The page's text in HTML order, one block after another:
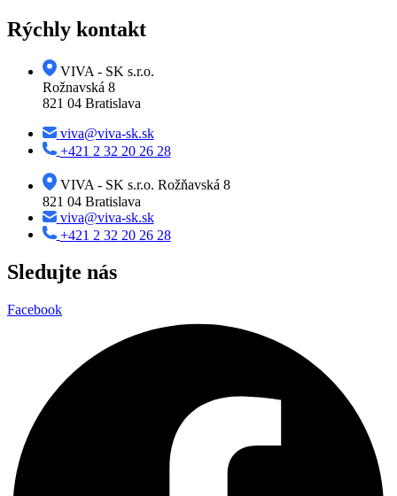
Rýchly kontakt
VIVA - SK s.r.o.
Rožnavská 8
821 04 Bratislava
viva@viva-sk.sk
+421 2 32 20 26 28
VIVA - SK s.r.o. Rožňavská 8
821 04 Bratislava
viva@viva-sk.sk
+421 2 32 20 26 28
Sledujte nás
Facebook